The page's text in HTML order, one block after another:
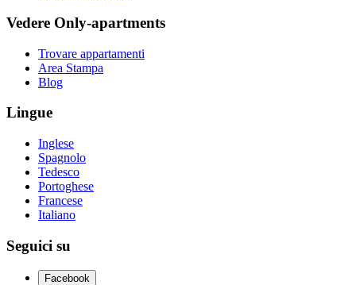
Vedere Only-apartments
Trovare appartamenti
Area Stampa
Blog
Lingue
Inglese
Spagnolo
Tedesco
Portoghese
Francese
Italiano
Seguici su
Facebook